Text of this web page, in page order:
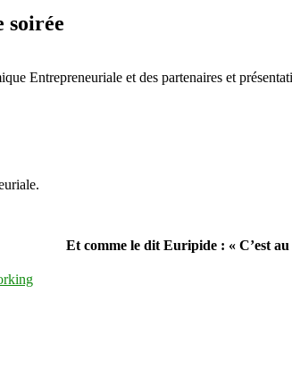
soirée
Entrepreneuriale et des partenaires et
Et comme le dit Euripide : « C’est